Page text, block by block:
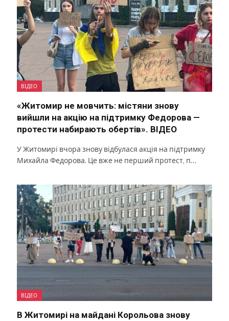
ВІДЕО
«Житомир не мовчить: містяни знову
вийшли на акцію на підтримку Федорова —
протести набирають обертів». ВІДЕО
У Житомирі вчора знову відбулася акція на підтримку
Михайла Федорова. Це вже не перший протест, п…
ВІДЕО
В Житомирі на майдані Корольова знову